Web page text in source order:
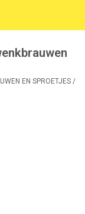
EN SPROETJES /